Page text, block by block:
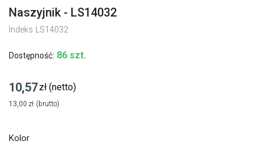
Naszyjnik - LS14032
Indeks LS14032
Dostępność: 86 szt.
10,57zł (netto)
13,00 zł (brutto)
Kolor